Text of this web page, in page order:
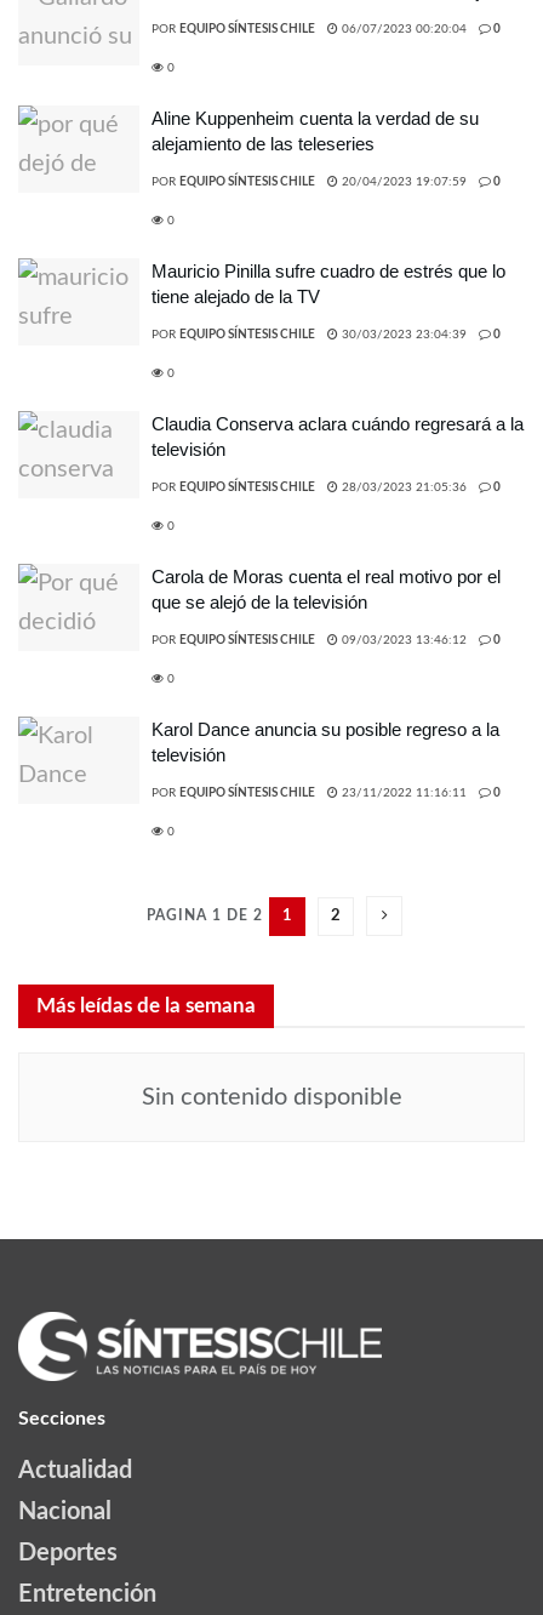
POR EQUIPO SÍNTESIS CHILE 06/07/2023 00:20:04 0
0
Aline Kuppenheim cuenta la verdad de su
alejamiento de las teleseries
POR EQUIPO SÍNTESIS CHILE 20/04/2023 19:07:59 0
0
Mauricio Pinilla sufre cuadro de estrés que lo
tiene alejado de la TV
POR EQUIPO SÍNTESIS CHILE 30/03/2023 23:04:39 0
0
Claudia Conserva aclara cuándo regresará a la
televisión
POR EQUIPO SÍNTESIS CHILE 28/03/2023 21:05:36 0
0
Carola de Moras cuenta el real motivo por el
que se alejó de la televisión
POR EQUIPO SÍNTESIS CHILE 09/03/2023 13:46:12 0
0
Karol Dance anuncia su posible regreso a la
televisión
POR EQUIPO SÍNTESIS CHILE 23/11/2022 11:16:11 0
0
PAGINA 1 DE 2 1 2
Más leídas de la semana
Sin contenido disponible
Secciones
Actualidad
Nacional
Deportes
Entretención